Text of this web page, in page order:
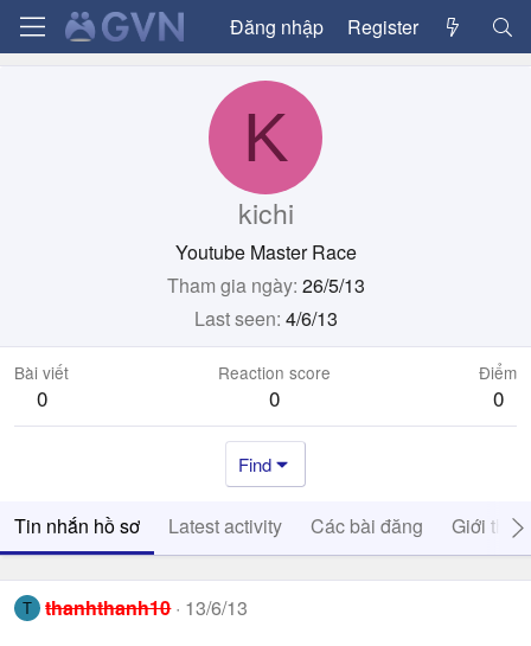
Đăng nhập Register
K
kichi
Youtube Master Race
Tham gia ngày 26/5/13
Last seen 4/6/13
Bài viết
0
Reaction score
0
Điểm
0
Find
Tin nhắn hồ sơ Latest activity Các bài đăng Giới thiệu
T thanhthanh10 13/6/13